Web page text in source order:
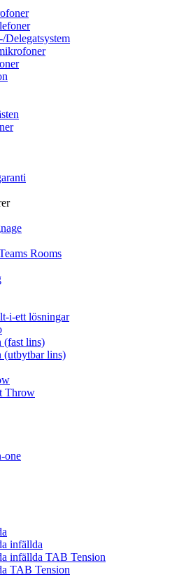
Delegatsystem
Rooms
i-ett lösningar
(fast lins)
(utbytbar lins)
Throw
one
infällda
infällda TAB Tension
TAB Tension